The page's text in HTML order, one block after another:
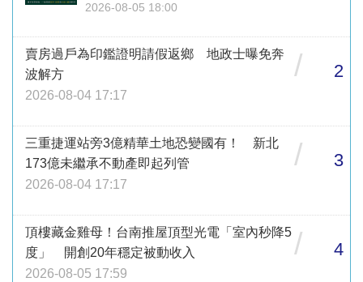
2026-08-05 18:00
賣房過戶為印鑑證明請假返鄉 地政士曝免奔
波解方
2026-08-04 17:17
/ 2
三重捷運站旁3億精華土地恐變國有！ 新北
173億未繼承不動產即起列管
2026-08-04 17:17
/ 3
頂樓藏金雞母！台南推屋頂型光電「室內秒降5
度」 開創20年穩定被動收入
2026-08-05 17:59
/ 4